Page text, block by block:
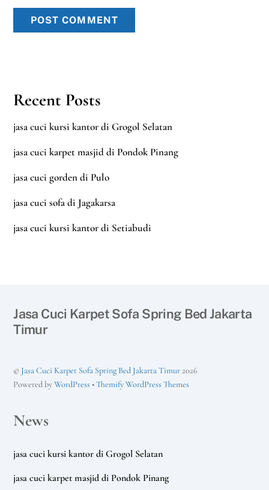
Recent Posts
jasa cuci kursi kantor di Grogol Selatan
jasa cuci karpet masjid di Pondok Pinang
jasa cuci gorden di Pulo
jasa cuci sofa di Jagakarsa
jasa cuci kursi kantor di Setiabudi
Jasa Cuci Karpet Sofa Spring Bed Jakarta
Timur
© Jasa Cuci Karpet Sofa Spring Bed Jakarta Timur2026
Powered byWordPress •Themify WordPress Themes
News
jasa cuci kursi kantor di Grogol Selatan
jasa cuci karpet masjid di Pondok Pinang